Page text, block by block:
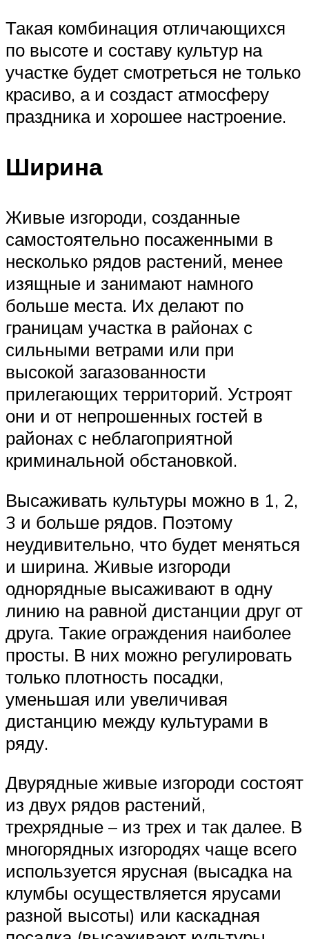
Такая комбинация отличающихся
по высоте и составу культур на
участке будет смотреться не только
красиво, а и создаст атмосферу
праздника и хорошее настроение.
Ширина
Живые изгороди, созданные
самостоятельно посаженными в
несколько рядов растений, менее
изящные и занимают намного
больше места. Их делают по
границам участка в районах с
сильными ветрами или при
высокой загазованности
прилегающих территорий. Устроят
они и от непрошенных гостей в
районах с неблагоприятной
криминальной обстановкой.
Высаживать культуры можно в 1, 2,
3 и больше рядов. Поэтому
неудивительно, что будет меняться
и ширина. Живые изгороди
однорядные высаживают в одну
линию на равной дистанции друг от
друга. Такие ограждения наиболее
просты. В них можно регулировать
только плотность посадки,
уменьшая или увеличивая
дистанцию между культурами в
ряду.
Двурядные живые изгороди состоят
из двух рядов растений,
трехрядные – из трех и так далее. В
многорядных изгородях чаще всего
используется ярусная (высадка на
клумбы осуществляется ярусами
разной высоты) или каскадная